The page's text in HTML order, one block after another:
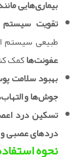
بیماری‌هایی
تقویت سیستم
طبیعی سیستم
عفونت‌هاکمک
بهبود سلامت
جوش‌ها و
تسکین درد
دردهای عصبی
نحوه